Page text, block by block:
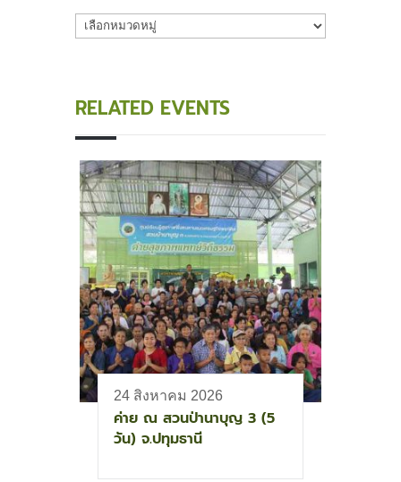
หมวด
RELATED EVENTS
24 สิงหาคม 2026
ค่าย ณ สวนป่านาบุญ 3 (5
วัน) จ.ปทุมธานี